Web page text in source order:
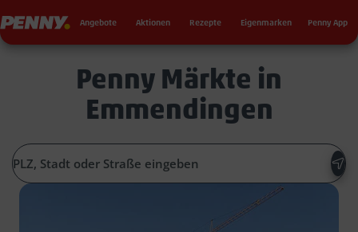
Penny Angebote Aktionen Rezepte Eigenmarken Penny App
Penny Märkte in
Emmendingen